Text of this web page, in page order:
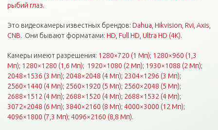
рыбий глаз.
Это видеокамеры известных брендов: Dahua Hikvision Rvi Axis
CNB. Они бывают форматами: HD Full HD Ultra HD (4K).
Камеры имеют разрешения: 1280×720 (1 Мп); 1280×960 (1,3
Мп); 1280×1280 (1,6 Мп); 1920×1080 (2 Мп); 1930×1088 (2 Мп);
2048×1536 (3 Мп); 2048×2048 (4 Мп); 2304×1296 (3 Мп);
2560×1440 (4 Мп); 2560×1920 (5 Мп); 2560×2048 (5 Мп);
2688×1512 (4 Мп); 2688×1520 (4 Мп); 2688×1532 (4 Мп);
3072×2048 (6 Мп); 3840×2160 (8 Мп); 4000×3000 (12 Мп);
4096×1800 (7,3 Мп); 4096×2160 (8,8 Мп).